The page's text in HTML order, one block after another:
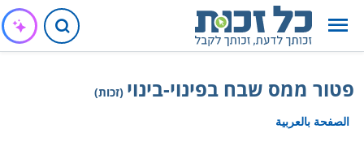
פטור ממס שבח בפינוי-בינוי (זכות)
الصفحة بالعربية